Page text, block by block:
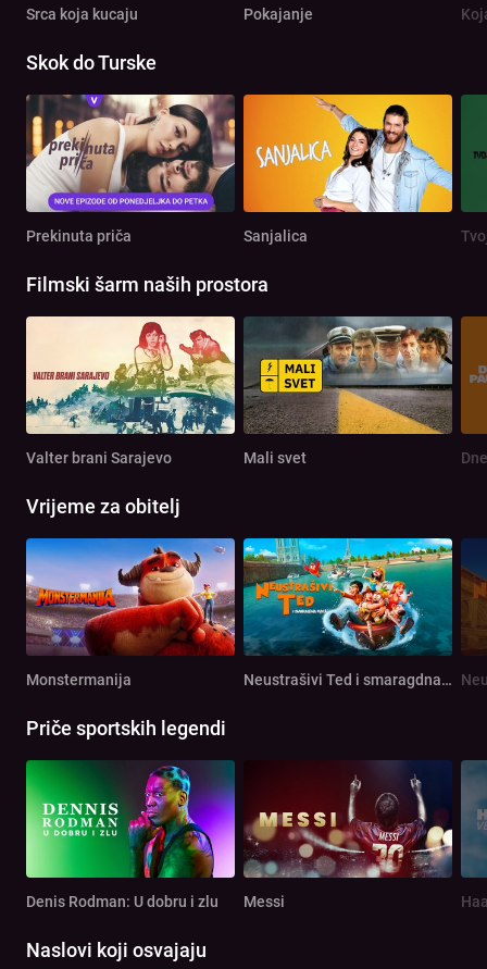
Srca koja kucaju Pokajanje
Skok do Turske
Prekinuta priča Sanjalica
Filmski šarm naših prostora
Valter brani Sarajevo Mali svet
Vrijeme za obitelj
Monstermanija Neustrašivi Ted i smaragdna ploča
Priče sportskih legendi
Denis Rodman: U dobru i zlu Messi
Naslovi koji osvajaju